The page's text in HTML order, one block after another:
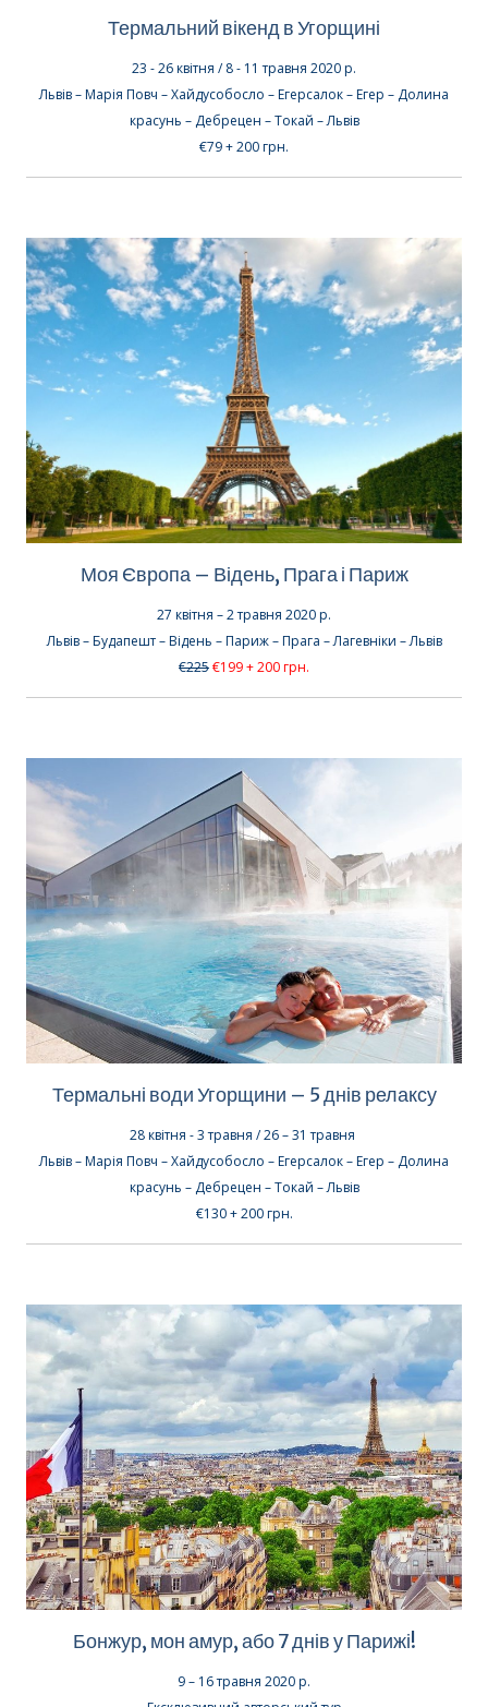
Термальний вікенд в Угорщині
23 - 26 квітня / 8 - 11 травня 2020 р.
Львів –Марія Повч – Хайдусобосло – Егерсалок – Егер – Долина
красунь – Дебрецен – Токай – Львів
€79 + 200 грн.
Моя Європа – Відень, Прага і Париж
27 квітня – 2 травня 2020 р.
Львів – Будапешт – Відень – Париж – Прага – Лагевніки – Львів
€225€199 + 200 грн.
Термальні води Угорщини – 5 днів релаксу
28 квітня - 3 травня / 26–31 травня
Львів –Марія Повч – Хайдусобосло – Егерсалок – Егер – Долина
красунь – Дебрецен – Токай – Львів
€130 + 200 грн.
Бонжур, мон амур, або 7 днів у Парижі!
9 – 16 травня 2020 р.